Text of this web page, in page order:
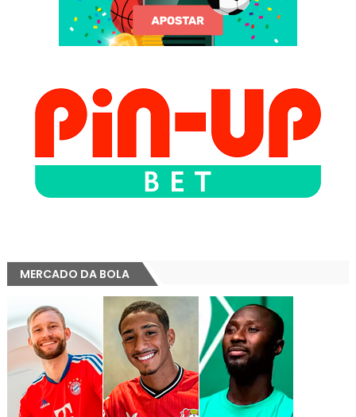
MERCADO DA BOLA